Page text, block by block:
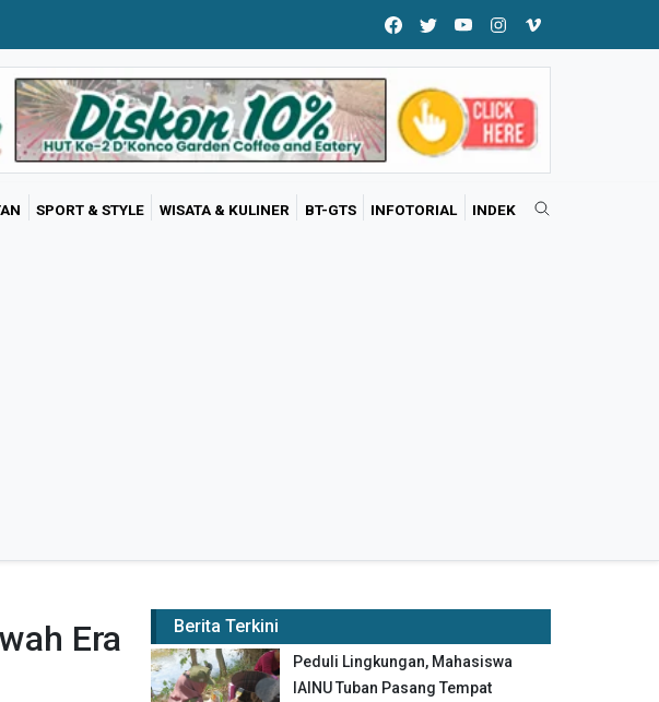
SPORT & STYLE WISATA & KULINER BT-GTS INFOTORIAL INDEK
Era
Berita Terkini
Peduli Lingkungan, Mahasiswa
IAINU Tuban Pasang Tempat